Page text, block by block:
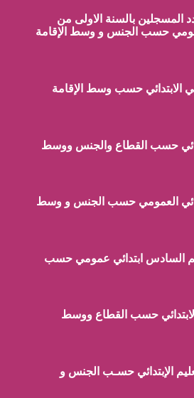
المسجلين بالسنة الاولى من
حسب الجنس و وسط الإقامة
الابتدائي حسب وسط الإقامة
حسب القطاع والجنس ووسط
العمومي حسب الجنس و وسط
السادس ابتدائي عمومي حسب
حسب القطاع ووسط
الإبتدائي حسـب الجنس و